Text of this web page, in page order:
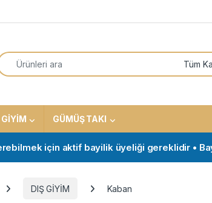
for:
GİYİM GÜMÜŞ TAKI
için aktif bayilik üyeliği gereklidir • Bayilik
DIŞ GİYİM Kaban